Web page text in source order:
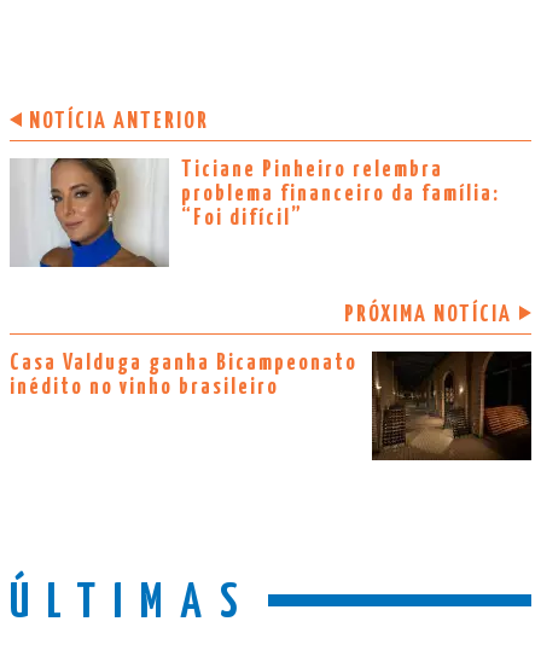
NOTÍCIA ANTERIOR
Ticiane Pinheiro relembra
problema financeiro da família:
“Foi difícil”
PRÓXIMA NOTÍCIA
Casa Valduga ganha Bicampeonato
inédito no vinho brasileiro
ÚLTIMAS